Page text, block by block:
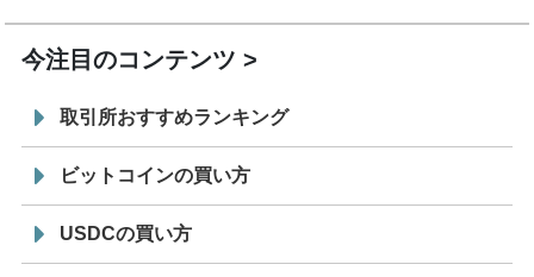
今注目のコンテンツ
取引所おすすめランキング
ビットコインの買い方
USDCの買い方